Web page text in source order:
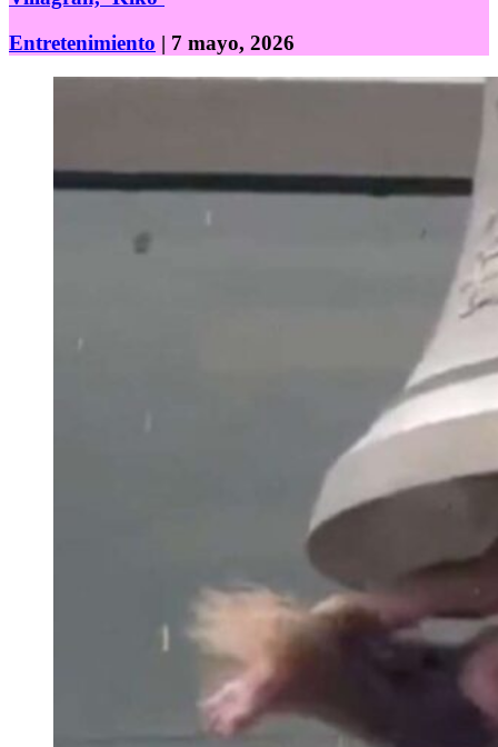
Entretenimiento | 7 mayo, 2026